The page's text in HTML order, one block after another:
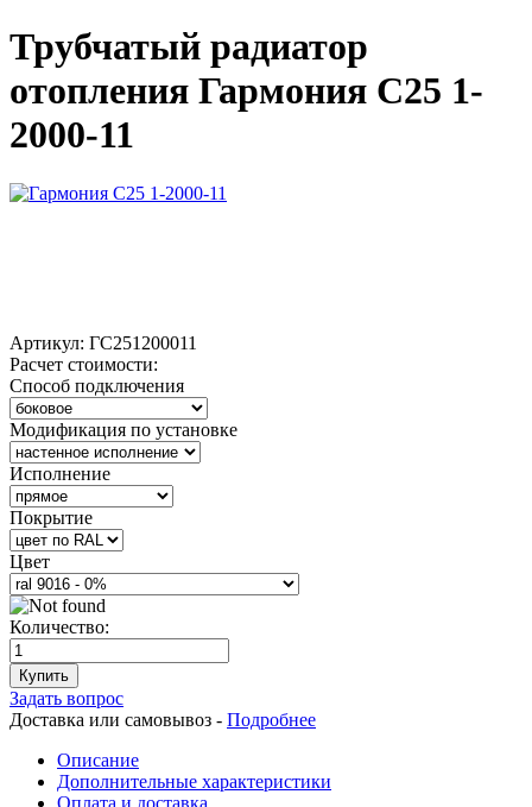
Трубчатый радиатор
отопления Гармония С25 1-
2000-11
Артикул: ГС251200011
Расчет стоимости:
Способ подключения
Модификация по установке
Исполнение
Покрытие
Цвет
Количество:
Купить
Задать вопрос
Доставка или самовывоз - Подробнее
Описание
Дополнительные характеристики
Оплата и доставка